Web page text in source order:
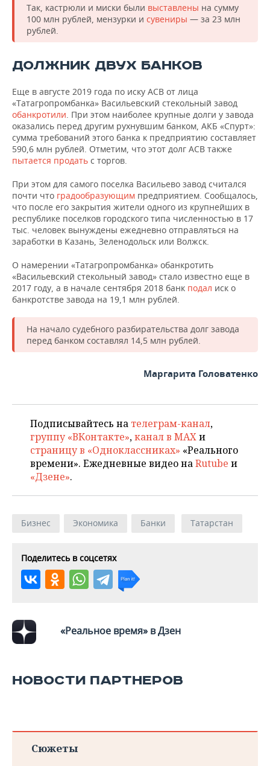
Так, кастрюли и миски были выставлены на сумму
100 млн рублей, мензурки и сувениры — за 23 млн
рублей.
ДОЛЖНИК ДВУХ БАНКОВ
Еще в августе 2019 года по иску АСВ от лица
«Татагропромбанка» Васильевский стекольный завод
обанкротили. При этом наиболее крупные долги у завода
оказались перед другим рухнувшим банком, АКБ «Спурт»:
сумма требований этого банка к предприятию составляет
590,6 млн рублей. Отметим, что этот долг АСВ также
пытается продать с торгов.
При этом для самого поселка Васильево завод считался
почти что градообразующим предприятием. Сообщалось,
что после его закрытия жители одного из крупнейших в
республике поселков городского типа численностью в 17
тыс. человек вынуждены ежедневно отправляться на
заработки в Казань, Зеленодольск или Волжск.
О намерении «Татагропромбанка» обанкротить
«Васильевский стекольный завод» стало известно еще в
2017 году, а в начале сентября 2018 банк подал иск о
банкротстве завода на 19,1 млн рублей.
На начало судебного разбирательства долг завода
перед банком составлял 14,5 млн рублей.
Маргарита Головатенко
Подписывайтесь на телеграм-канал,
группу «ВКонтакте»,канал в MAXи
страницу в «Одноклассниках» «Реального
времени». Ежедневные видео наRutube и
«Дзене».
Бизнес Экономика Банки Татарстан
Поделитесь в соцсетях
«Реальное время» в Дзен
НОВОСТИ ПАРТНЕРОВ
Сюжеты